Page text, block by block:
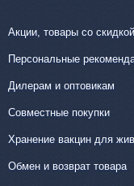
Акции, товары со скидкой
Персональные
Дилерам и оптовикам
Совместные покупки
Хранение вакцин для
Обмен и возврат товара